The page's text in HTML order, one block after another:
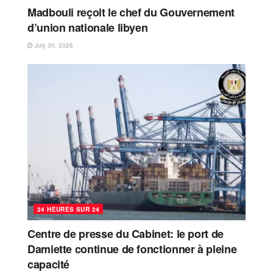
Madbouli reçoit le chef du Gouvernement
d’union nationale libyen
July 30, 2026
24 HEURES SUR 24
Centre de presse du Cabinet: le port de
Damiette continue de fonctionner à pleine
capacité